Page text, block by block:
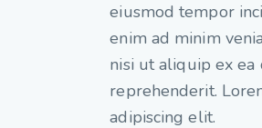
eiusmod tempor
enim ad minim
nisi ut aliquip ex ea
reprehenderit.
adipiscing elit.